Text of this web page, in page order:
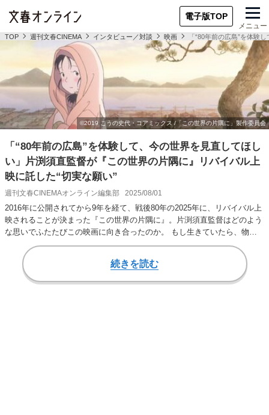
電子版TOP
メニュー
TOP 週刊文春CINEMA インタビュー／対談 映画 「“80年前の広島”を体験
「“80年前の広島”を体験して、今の世界を見直してほし
い」片渕須直監督が『この世界の片隅に』リバイバル上
映に託した“切実な願い”
週刊文春CINEMAオンライン編集部 2025/08/01
2016年に公開されてから9年を経て、戦後80年の2025年に、リバイバル上
映されることが決まった『この世界の片隅に』。片渕須直監督はどのよう
な思いでふたたびこの映画に向き合ったのか。 もし生きていたら、物語
の主人…
続きを読む